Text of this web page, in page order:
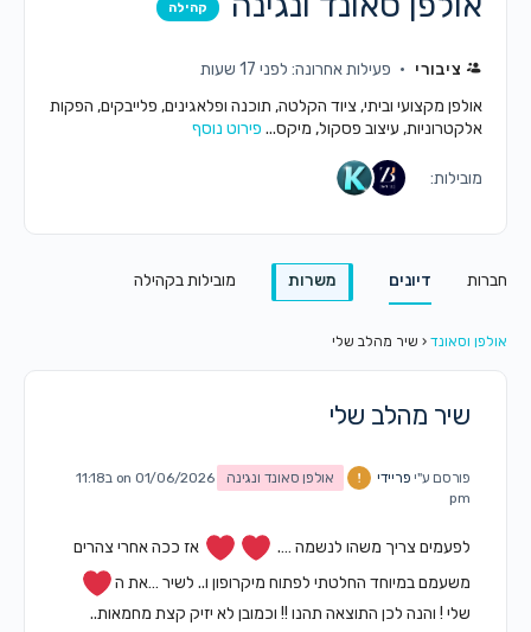
קהילה
ציבורי
פעילות אחרונה: לפני 17 שעות
אולפן מקצועי וביתי, ציוד הקלטה, תוכנה ופלאגינים, פלייבקים, הפקות
אלקטרוניות, עיצוב פסקול, מיקס...פירוט נוסף
מובילות:
חברות דיונים משרות מובילות בקהילה
אולפן וסאונד ‹ שיר מהלב שלי
שיר מהלב שלי
פורסם ע"יפריידי אולפן סאונד ונגינה
on 01/06/2026 ב11:18
pm
לפעמים צריך משהו לנשמה ….
אז ככה אחרי צהרים
משעמם במיוחד החלטתי לפתוח מיקרופון ו.. לשיר …את ה
שלי ! והנה לכן התוצאה תהנו !! וכמובן לא יזיק קצת מחמאות..